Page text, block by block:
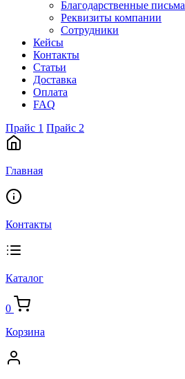
Благодарственные письма
Реквизиты компании
Сотрудники
Кейсы
Контакты
Статьи
Доставка
Оплата
FAQ
Прайс 1 Прайс 2
Главная
Контакты
Каталог
0
Корзина